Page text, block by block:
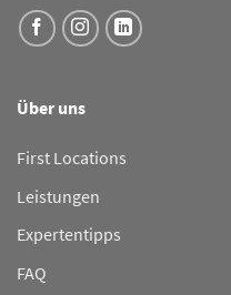
Über uns
First Locations
Leistungen
Expertentipps
FAQ